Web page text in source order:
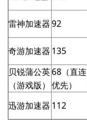
雷神加速器 92
奇游加速器 135
贝锐蒲公英
（游戏版）
68（直连
优先）
迅游加速器 112